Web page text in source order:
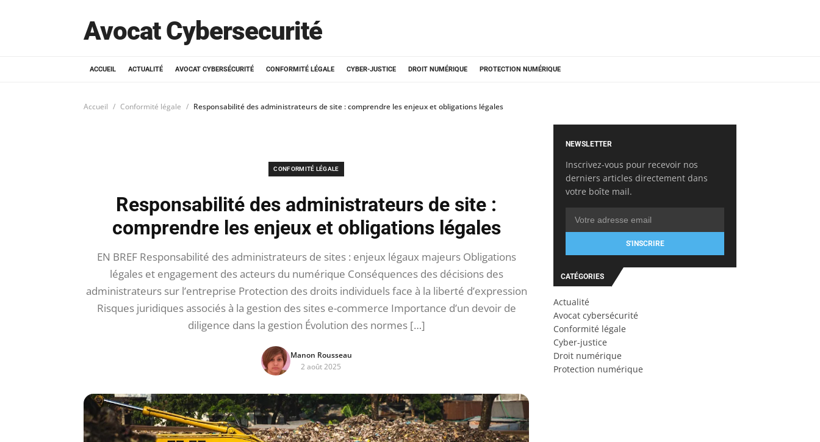
Avocat Cybersecurité
ACCUEIL ACTUALITÉ AVOCAT CYBERSÉCURITÉ CONFORMITÉ LÉGALE CYBER-JUSTICE DROIT NUMÉRIQUE PROTECTION NUMÉRIQUE
Accueil Conformité légale Responsabilité des administrateurs de site : comprendre les enjeux et obligations légales
CONFORMITÉ LÉGALE
Responsabilité des administrateurs de site :
comprendre les enjeux et obligations légales
EN BREF Responsabilité des administrateurs de sites : enjeux légaux majeurs Obligations
légales et engagement des acteurs du numérique Conséquences des décisions des
administrateurs sur l’entreprise Protection des droits individuels face à la liberté d’expression
Risques juridiques associés à la gestion des sites e-commerce Importance d’un devoir de
diligence dans la gestion Évolution des normes […]
Manon Rousseau
2 août 2025
NEWSLETTER
Inscrivez-vous pour recevoir nos
derniers articles directement dans
votre boîte mail.
S'INSCRIRE
CATÉGORIES
Actualité
Avocat cybersécurité
Conformité légale
Cyber-justice
Droit numérique
Protection numérique